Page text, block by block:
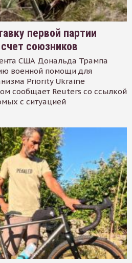
первой партии
союзников
США Дональда Трампа
военной помощи для
Priority Ukraine
сообщает Reuters со ссылкой
с ситуацией